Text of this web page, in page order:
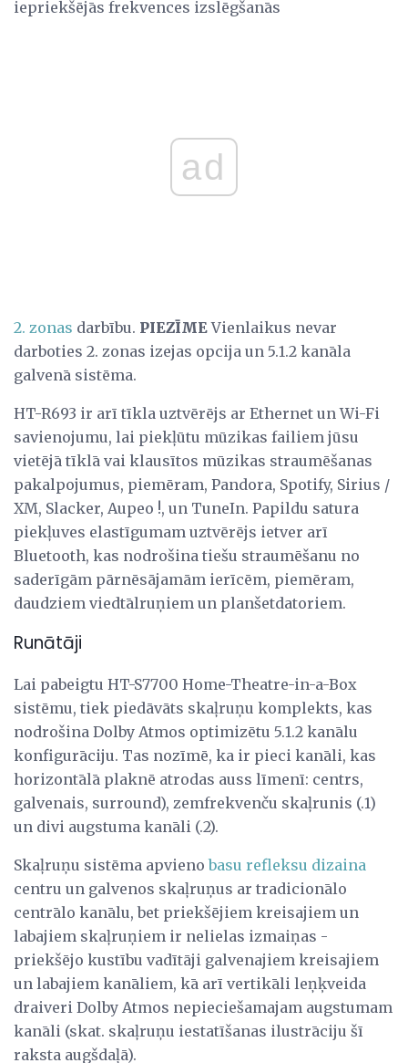
iepriekšējās frekvences izslēgšanās
ad
2. zonas darbību. PIEZĪMEVienlaikus nevar
darboties 2. zonas izejas opcija un 5.1.2 kanāla
galvenā sistēma.
HT-R693 ir arī tīkla uztvērējs ar Ethernet un Wi-Fi
savienojumu, lai piekļūtu mūzikas failiem jūsu
vietējā tīklā vai klausītos mūzikas straumēšanas
pakalpojumus, piemēram, Pandora, Spotify, Sirius /
XM, Slacker, Aupeo !, un TuneIn. Papildu satura
piekļuves elastīgumam uztvērējs ietver arī
Bluetooth, kas nodrošina tiešu straumēšanu no
saderīgām pārnēsājamām ierīcēm, piemēram,
daudziem viedtālruņiem un planšetdatoriem.
Runātāji
Lai pabeigtu HT-S7700 Home-Theatre-in-a-Box
sistēmu, tiek piedāvāts skaļruņu komplekts, kas
nodrošina Dolby Atmos optimizētu 5.1.2 kanālu
konfigurāciju. Tas nozīmē, ka ir pieci kanāli, kas
horizontālā plaknē atrodas auss līmenī: centrs,
galvenais, surround), zemfrekvenču skaļrunis (.1)
un divi augstuma kanāli (.2).
Skaļruņu sistēma apvienobasu refleksu dizaina
centru un galvenos skaļruņus ar tradicionālo
centrālo kanālu, bet priekšējiem kreisajiem un
labajiem skaļruņiem ir nelielas izmaiņas -
priekšējo kustību vadītāji galvenajiem kreisajiem
un labajiem kanāliem, kā arī vertikāli leņķveida
draiveri Dolby Atmos nepieciešamajam augstumam
kanāli (skat. skaļruņu iestatīšanas ilustrāciju šī
raksta augšdaļā).